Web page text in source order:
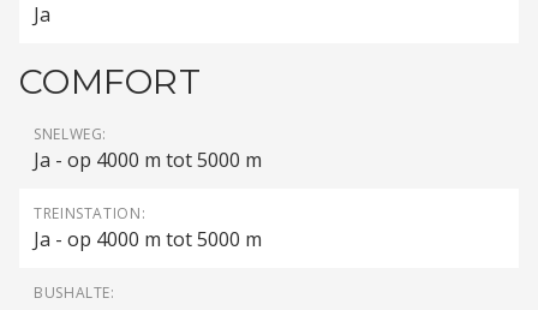
Ja
COMFORT
SNELWEG:
Ja - op 4000 m tot 5000 m
TREINSTATION:
Ja - op 4000 m tot 5000 m
BUSHALTE: